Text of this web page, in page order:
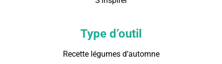
Type d’outil
Recette légumes d’automne